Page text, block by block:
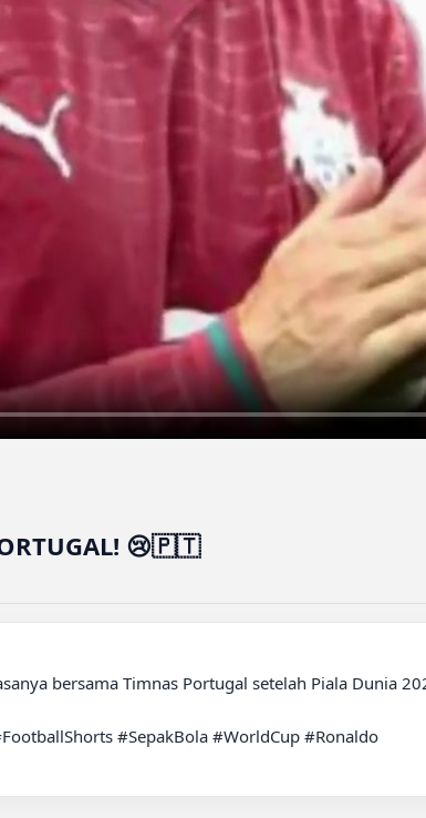
😢🇵🇹
bersama Timnas Portugal setelah Piala Dunia
#SepakBola #WorldCup #Ronaldo